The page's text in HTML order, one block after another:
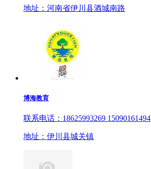
地址：河南省伊川县酒城南路
博海教育
联系电话：18625993269 15090161494
地址：伊川县城关镇